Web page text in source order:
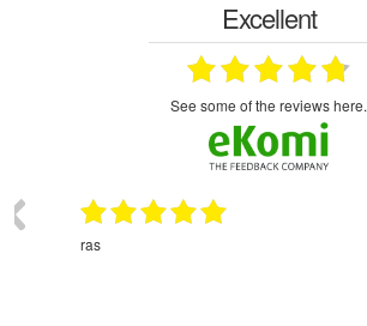
Excellent
see some of the reviews here.
ras